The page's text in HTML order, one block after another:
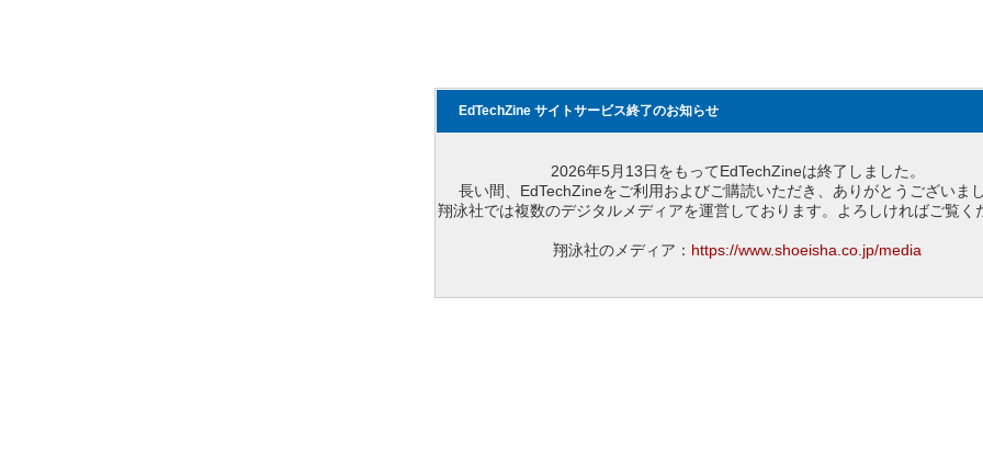
EdTechZine サイトサービス終了のお知らせ
2026年5月13日をもってEdTechZineは終了しました。
長い間、EdTechZineをご利用およびご購読いただき、ありがとうございまし
翔泳社では複数のデジタルメディアを運営しております。よろしければご覧く
翔泳社のメディア： https://www.shoeisha.co.jp/media